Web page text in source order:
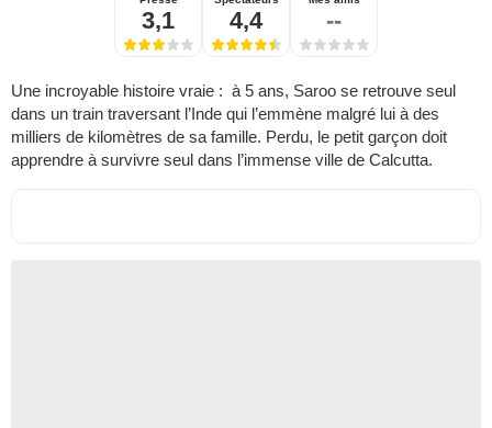
3,1 4,4 --
Une incroyable histoire vraie : à 5 ans, Saroo se retrouve seul
dans un train traversant l’Inde qui l’emmène malgré lui à des
milliers de kilomètres de sa famille. Perdu, le petit garçon doit
apprendre à survivre seul dans l’immense ville de Calcutta.